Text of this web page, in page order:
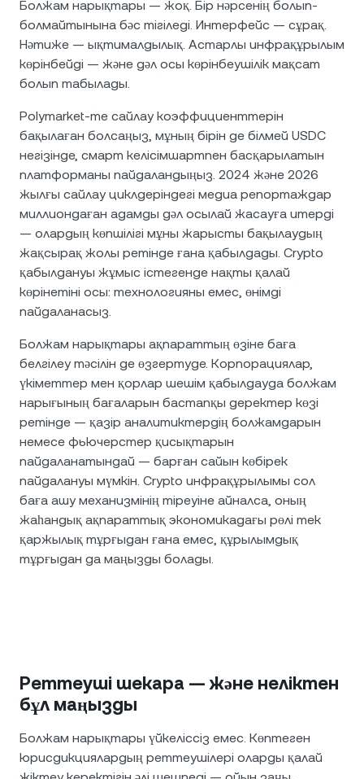
Болжам нарықтары — жоқ. Бір нәрсенің болып-
болмайтынына бәс тігіледі. Интерфейс — сұрақ.
Нәтиже — ықтималдылық. Астарлы инфрақұрылым
көрінбейді — және дәл осы көрінбеушілік мақсат
болып табылады.
Polymarket-те сайлау коэффициенттерін
бақылаған болсаңыз, мұның бірін де білмей USDC
негізінде, смарт келісімшартпен басқарылатын
платформаны пайдаландыңыз. 2024 және 2026
жылғы сайлау циклдеріндегі медиа репортаждар
миллиондаған адамды дәл осылай жасауға итерді
— олардың көпшілігі мұны жарысты бақылаудың
жақсырақ жолы ретінде ғана қабылдады. Crypto
қабылдануы жұмыс істегенде нақты қалай
көрінетіні осы: технологияны емес, өнімді
пайдаланасыз.
Болжам нарықтары ақпараттың өзіне баға
белгілеу тәсілін де өзгертуде. Корпорациялар,
үкіметтер мен қорлар шешім қабылдауда болжам
нарығының бағаларын бастапқы деректер көзі
ретінде — қазір аналитиктердің болжамдарын
немесе фьючерстер қисықтарын
пайдаланатындай — барған сайын көбірек
пайдалануы мүмкін. Crypto инфрақұрылымы сол
баға ашу механизмінің тіреуіне айналса, оның
жаһандық ақпараттық экономикадағы рөлі тек
қаржылық тұрғыдан ғана емес, құрылымдық
тұрғыдан да маңызды болады.
Реттеуші шекара — және неліктен
бұл маңызды
Болжам нарықтары үйкеліссіз емес. Көптеген
юрисдикциялардың реттеушілері оларды қалай